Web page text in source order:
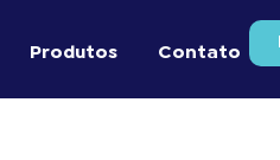
Produtos Contato